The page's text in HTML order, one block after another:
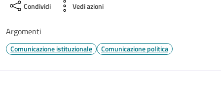
Condividi Vedi azioni
Argomenti
Comunicazione istituzionale Comunicazione politica